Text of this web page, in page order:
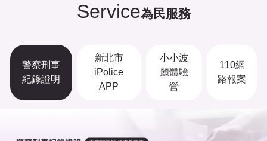
Service為民服務
警察刑事
紀錄證明
新北市
iPolice
APP
小小波
麗體驗
營
110網
路報案